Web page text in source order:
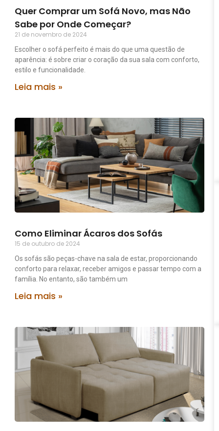
Quer Comprar um Sofá Novo, mas Não
Sabe por Onde Começar?
21 de novembro de 2024
Escolher o sofá perfeito é mais do que uma questão de
aparência: é sobre criar o coração da sua sala com conforto,
estilo e funcionalidade.
Leia mais »
Como Eliminar Ácaros dos Sofás
15 de outubro de 2024
Os sofás são peças-chave na sala de estar, proporcionando
conforto para relaxar, receber amigos e passar tempo com a
família. No entanto, são também um
Leia mais »